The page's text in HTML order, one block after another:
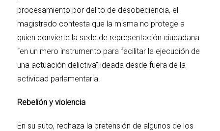
procesamiento por delito de desobediencia, el
magistrado contesta que la misma no protege a
quien convierte la sede de representación ciudadana
“en un mero instrumento para facilitar la ejecución de
una actuación delictiva” ideada desde fuera de la
actividad parlamentaria.
Rebelión y violencia
En su auto, rechaza la pretensión de algunos de los